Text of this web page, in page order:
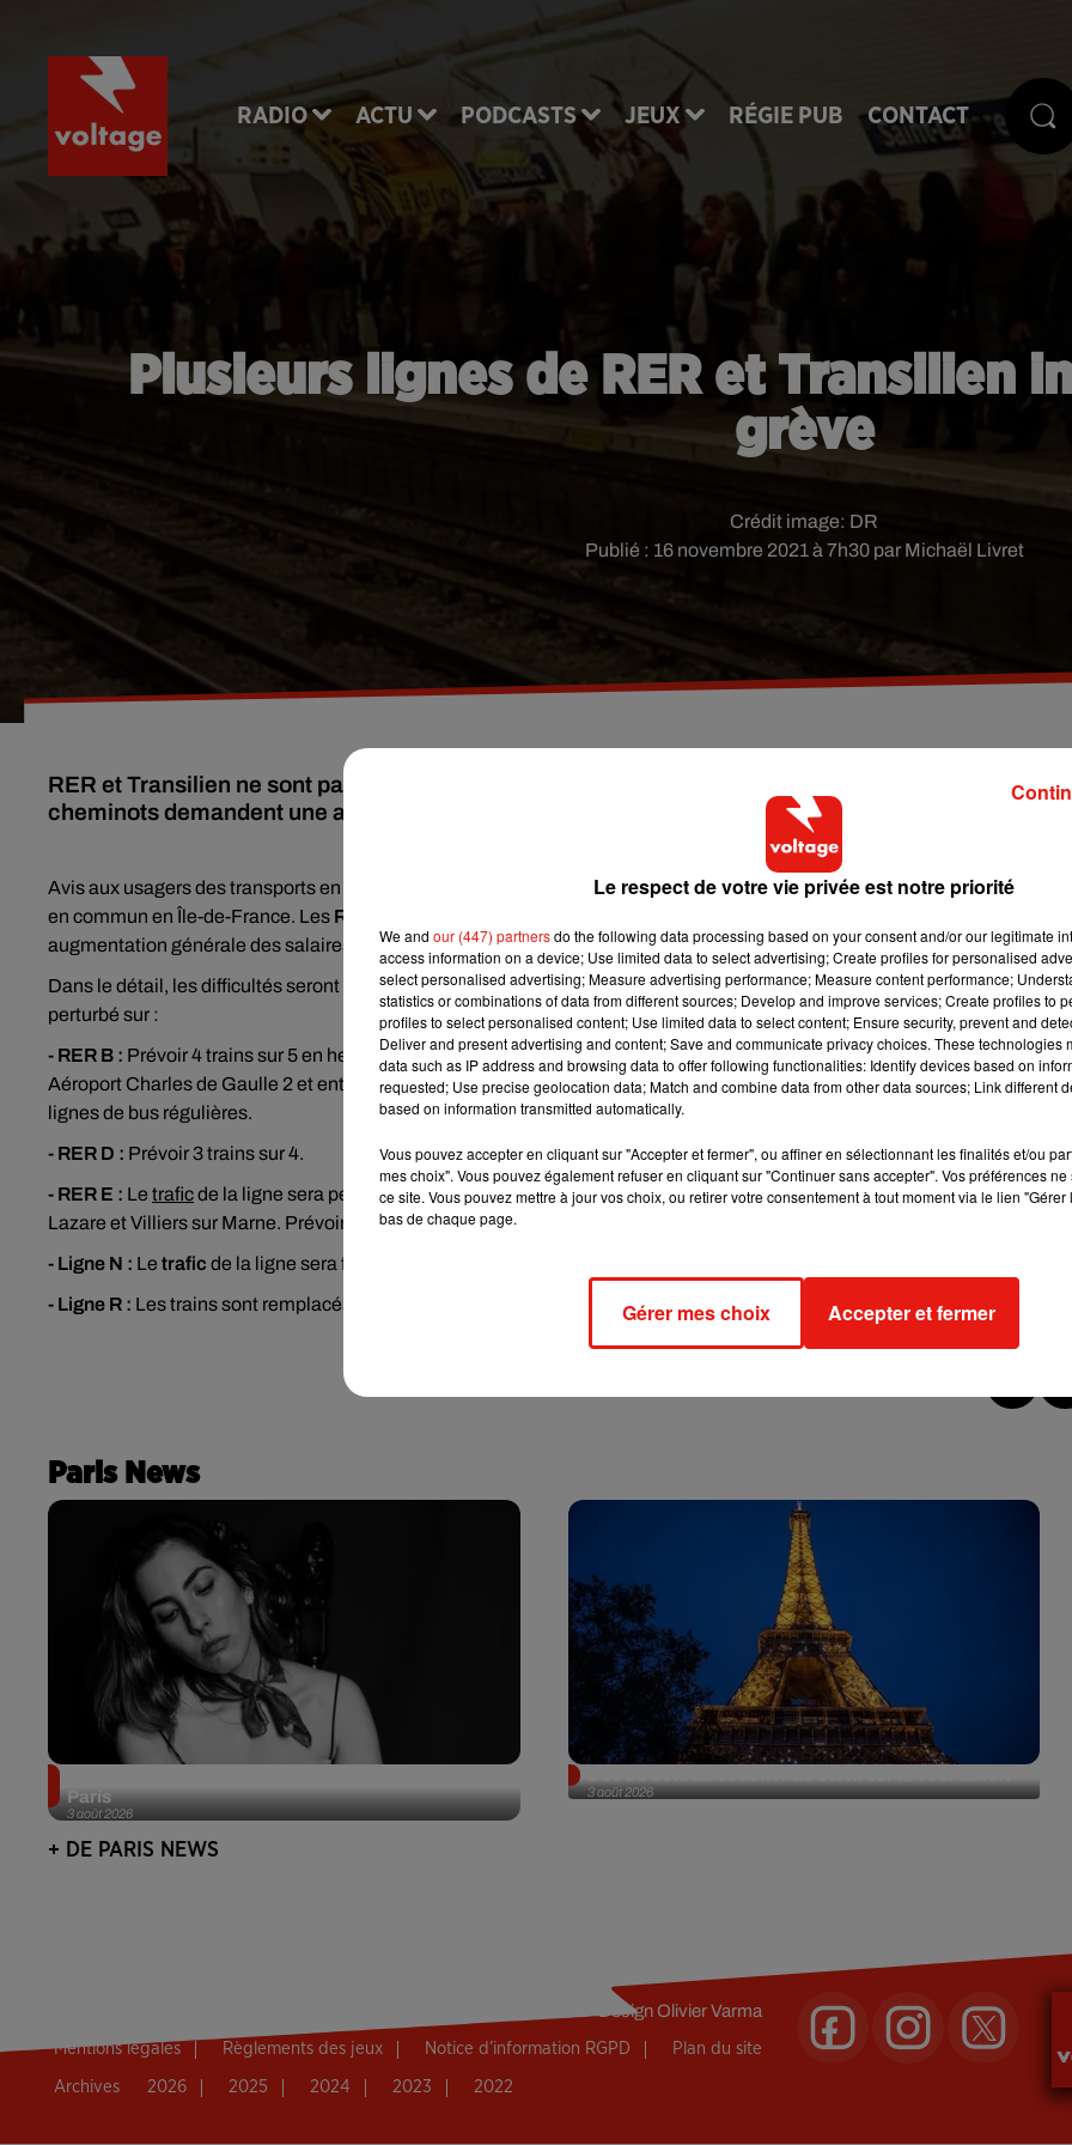
RADIO ACTU PODCASTS JEUX RÉGIE PUB CONTACT
Plusieurs lignes de RER et Transilien
grève
Publié : 16 novembre 2021 à 7h30 par Michaël Livret
Crédit image: DR
RER et Transilien ne sont pas épargnés par un préavis déposé pour la journée du 17 novembre.
cheminots demandent une augmentation générale des salaires.
Avis aux usagers des transports en commun : un mouvement de grèveest prévu mercredi 17 novembredans les
en commun en Île-de-France. Les RER
augmentation générale des salaires.
Dans le détail, les difficultés seront confirmées par laSNCFà partir de 17 heures ce mardi. Selon lesprévisions, le trafic
perturbé sur :
- RER B : Prévoir 4 trains sur 5 en heures de pointe et 3 trains sur 4 en heures creuses. Aucun train entre Gare du Nord et
Aéroport Charles de Gaulle 2 et entre Gare du Nord etMitry-Clayeà partir de 22h45. Mise en place de bus et renfort des
lignes de bus régulières.
- RER D : Prévoir 3 trains sur 4.
- RER E : Le traficde la ligne sera perturbé entre Haussmann Saint-Lazare etChellesGournay et entre Haussmann Saint-
Lazare et Villiers sur Marne. Prévoir 7 trains sur 10.
- Ligne N : Le trafic de la ligne sera fortement perturbé.
- Ligne R : Les trains sont remplacés par des entre Melun et Montereau via Héricy.
Paris News
3 août 2026
Paris
3 août 2026
+ DE PARIS NEWS
DesignOlivier Varma
Mentions légales Règlements des jeux Notice d’information RGPD Plan du site
Archives 2026 2025 2024 2023 2022
Le respect de votre vie privée est notre priorité
We and our (447) partnersdo the following data processing based on your consent and/or our legitimate
access information on a device; Use limited data to select advertising; Create profiles for personalised
select personalised advertising; Measure advertising performance; Measure content performance;
statistics or combinations of data from different sources; Develop and improve services; Create profiles to
profiles to select personalised content; Use limited data to select content; Ensure security, prevent and
Deliver and present advertising and content; Save and communicate privacy choices. These technologies
data such as IP address and browsing data to offer following functionalities: Identify devices based on
requested; Use precise geolocation data; Match and combine data from other data sources; Link different
based on information transmitted automatically.
Vous pouvez accepter en cliquant sur "Accepter et fermer", ou affiner en sélectionnant les finalités et/ou
mes choix". Vous pouvez également refuser en cliquant sur "Continuer sans accepter". Vos préférences
ce site. Vous pouvez mettre à jour vos choix, ou retirer votre consentement à tout moment via le lien
bas de chaque page.
Gérer mes choix Accepter et fermer